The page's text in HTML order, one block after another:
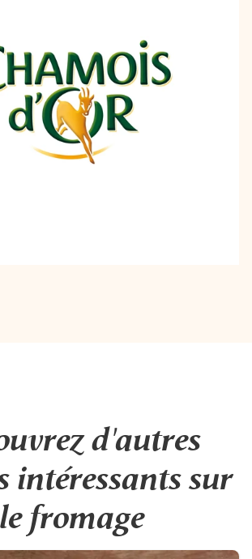
d'autres
intéressants sur
le fromage